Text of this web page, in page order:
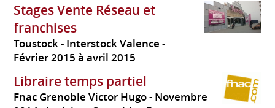
Stages Vente Réseau et
franchises
Toustock - Interstock Valence
Février 2015 à avril 2015
Libraire temps partiel
Fnac Grenoble Victor Hugo
Novembre